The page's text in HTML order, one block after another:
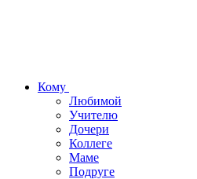
Кому
Любимой
Учителю
Дочери
Коллеге
Маме
Подруге